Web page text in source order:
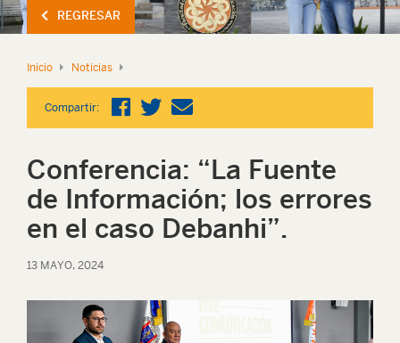
REGRESAR
Inicio Noticias
Compartir:
Conferencia: “La Fuente
de Información; los errores
en el caso Debanhi”.
13 MAYO, 2024